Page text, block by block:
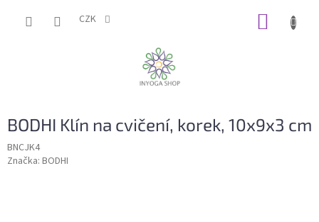
CZK
BODHI Klín na cvičení, korek, 10x9x3 cm
BNCJK4
Značka: BODHI